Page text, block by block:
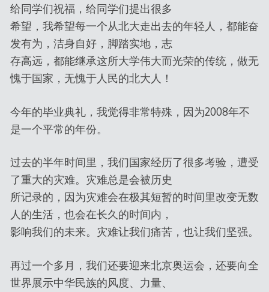
给同学们祝福，给同学们提出很多
希望，我希望每一个从北大走出去的年轻人，都能奋
发有为，洁身自好，脚踏实地，志
存高远，都能继承这所大学伟大而光荣的传统，做无
愧于国家，无愧于人民的北大人！
今年的毕业典礼，我觉得非常特殊，因为2008年不
是一个平常的年份。
过去的半年时间里，我们国家经历了很多考验，遭受
了重大的灾难。灾难总是会被历史
所记录的，因为灾难会在极其短暂的时间里改变无数
人的生活，也会在长久的时间内，
影响我们的未来。灾难让我们痛苦，也让我们坚强。
再过一个多月，我们还要迎来北京奥运会，还要向全
世界展示中华民族的风度、力量、